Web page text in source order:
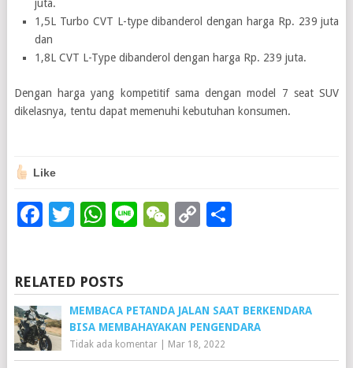
juta.
1,5L Turbo CVT L-type dibanderol dengan harga Rp. 239 juta
dan
1,8L CVT L-Type dibanderol dengan harga Rp. 239 juta.
Dengan harga yang kompetitif sama dengan model 7 seat SUV
dikelasnya, tentu dapat memenuhi kebutuhan konsumen.
Like
Facebook
Twitter
WhatsApp
LineWeChat
CopyShare
RELATED POSTS
MEMBACA PETANDA JALAN SAAT BERKENDARA
BISA MEMBAHAYAKAN PENGENDARA
Tidak ada komentar| Mar 18, 2022